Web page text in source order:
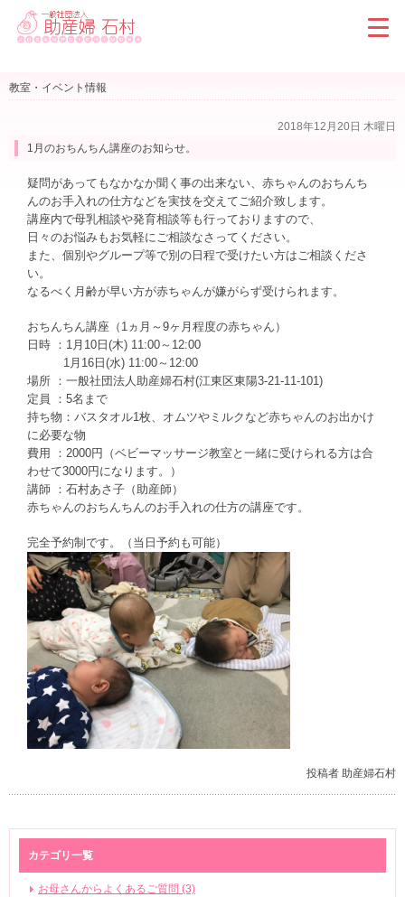
教室・イベント情報
2018年12月20日 木曜日
1月のおちんちん講座のお知らせ。
疑問があってもなかなか聞く事の出来ない、赤ちゃんのおちんち
んのお手入れの仕方などを実技を交えてご紹介致します。
講座内で母乳相談や発育相談等も行っておりますので、
日々のお悩みもお気軽にご相談なさってください。
また、個別やグループ等で別の日程で受けたい方はご相談くださ
い。
なるべく月齢が早い方が赤ちゃんが嫌がらず受けられます。
おちんちん講座（1ヵ月～9ヶ月程度の赤ちゃん）
日時 ：1月10日(木) 11:00～12:00
1月16日(水) 11:00～12:00
場所 ：一般社団法人助産婦石村(江東区東陽3-21-11-101)
定員 ：5名まで
持ち物：バスタオル1枚、オムツやミルクなど赤ちゃんのお出かけ
に必要な物
費用 ：2000円（ベビーマッサージ教室と一緒に受けられる方は合
わせて3000円になります。）
講師 ：石村あさ子（助産師）
赤ちゃんのおちんちんのお手入れの仕方の講座です。
完全予約制です。（当日予約も可能）
投稿者 助産婦石村
カテゴリ一覧
お母さんからよくあるご質問 (3)